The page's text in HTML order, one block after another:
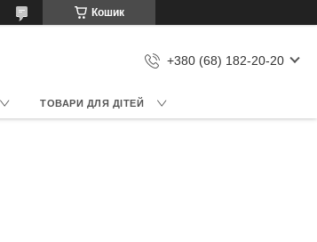
Кошик
+380 (68) 182-20-20
ТОВАРИ ДЛЯ ДІТЕЙ